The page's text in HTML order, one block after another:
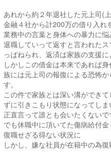
あれから約２年退社した元上司(
金融４社から計200万の借り入れ
業務中の言葉と身体への暴力に悩
退職していって返すと言われた
っぱねられ、返済は家族の支援
しかしこの借金は本来であれば
族には元上司の報復による恐怖
す。
この件で家族とは深い溝ができ
ずに引きこもり状態になってしま
正直言って誰とも会いたくない
でも休職中に頂いてた傷病給付
復職せざる得ない状況に
しかし、嫌な社員が在籍中の為